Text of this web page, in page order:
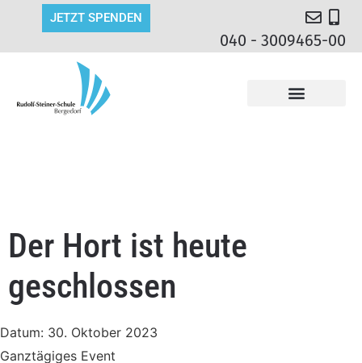
JETZT SPENDEN
040 - 3009465-00
Der Hort ist heute
geschlossen
Datum: 30. Oktober 2023
Ganztägiges Event